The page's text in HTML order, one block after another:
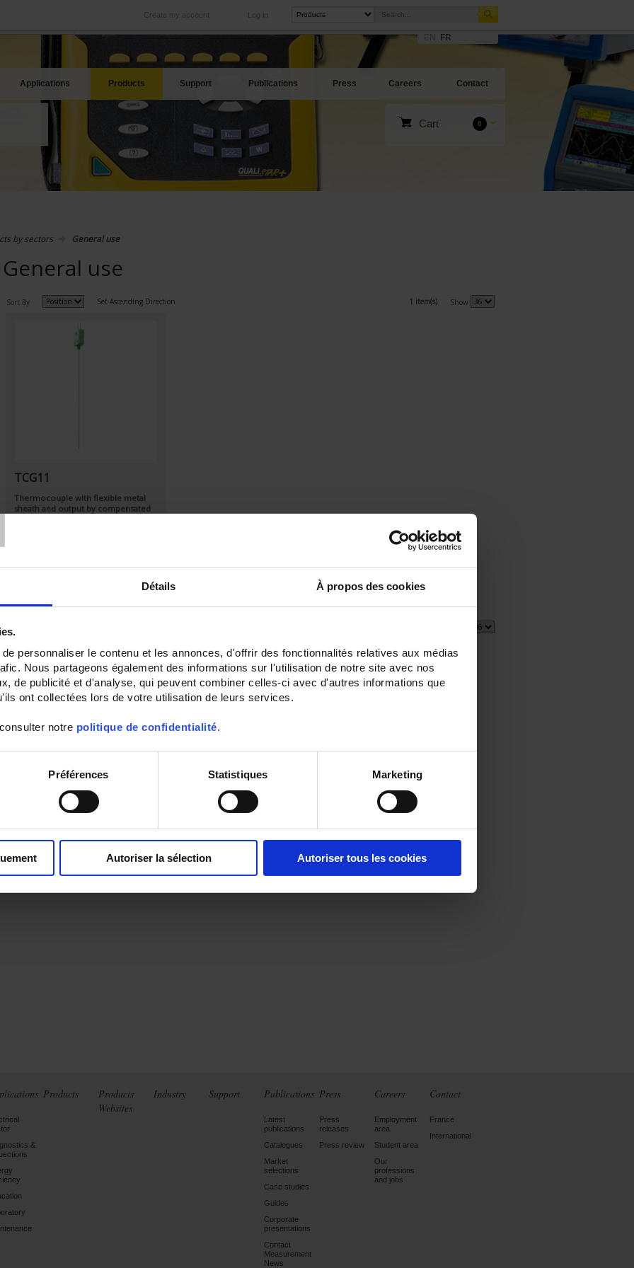
Détails À propos des cookies
personnaliser le contenu et les annonces, d'offrir des fonctionnalités relatives aux médias
Nous partageons également des informations sur l'utilisation de notre site avec nos
de publicité et d'analyse, qui peuvent combiner celles-ci avec d'autres informations que
ont collectées lors de votre utilisation de leurs services.
notre politique de confidentialité.
Préférences Statistiques Marketing
Autoriser la sélection Autoriser tous les cookies
Log in
Create my account
International
Our subsidiaries abroad
Our best offers
FR
Applications Products Support Publications Press Careers Contact
Cart 0
by sectors General use
General use
Sort By Set Ascending Direction 1 item(s) Show
TCG11
Thermocouple with flexible metal
sheath and output by compensated
Sort By
&
Products
Products
Websites
Industry Support Publications
Latest
publications
Catalogues
Market
selections
Case studies
Guides
Corporate
presentations
Contact
Measurement
News
Press
Press
releases
Press review
Careers
Employment
area
Student area
Our
professions
and jobs
Contact
France
International